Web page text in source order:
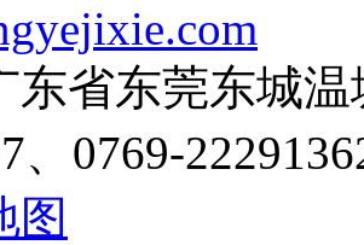
东省东莞东城
、0769-
图